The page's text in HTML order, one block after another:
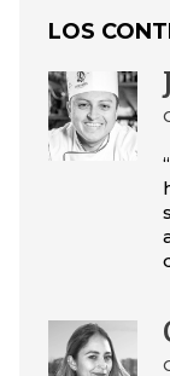
LOS